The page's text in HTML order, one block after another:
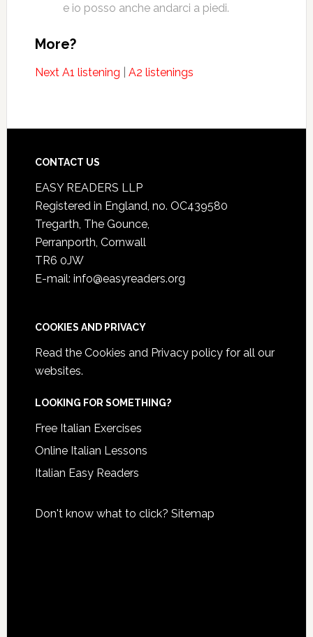
e io posso anche andarci a piedi.
More?
Next A1 listening A2 listenings
CONTACT US
EASY READERS LLP
Registered in England, no. OC439580
Tregarth, The Gounce,
Perranporth, Cornwall
TR6 0JW
E-mail: info@easyreaders.org
COOKIES AND PRIVACY
Read the Cookies and Privacy policyfor all our
websites.
LOOKING FOR SOMETHING?
Free Italian Exercises
Online Italian Lessons
Italian Easy Readers
Don't know what to click? Sitemap